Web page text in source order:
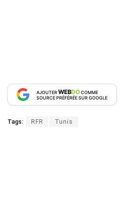
AJOUTERWEBDOCOMME
SOURCE PRÉFÉRÉE SUR GOOGLE
Tags: RFR Tunis